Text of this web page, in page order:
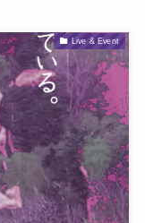
Live & Event